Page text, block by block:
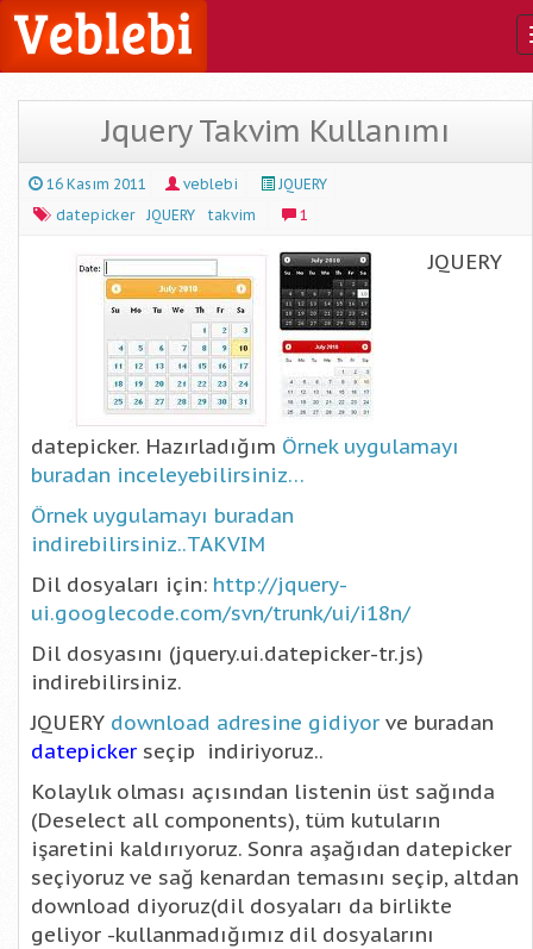
Jquery Takvim Kullanımı
16 Kasım 2011 veblebi
JQUERY
datepicker
JQUERY takvim 1
JQUERY
datepicker. Hazırladığım Örnek uygulamayı
buradan inceleyebilirsiniz…
Örnek uygulamayı buradan
indirebilirsiniz..TAKVIM
Dil dosyaları için: http://jquery-
ui.googlecode.com/svn/trunk/ui/i18n/
Dil dosyasını (jquery.ui.datepicker-tr.js)
indirebilirsiniz.
JQUERY download adresine gidiyor ve buradan
datepicker seçip indiriyoruz..
Kolaylık olması açısından listenin üst sağında
(Deselect all components), tüm kutuların
işaretini kaldırıyoruz. Sonra aşağıdan datepicker
seçiyoruz ve sağ kenardan temasını seçip, altdan
download diyoruz(dil dosyaları da birlikte
geliyor -kullanmadığımız dil dosyalarını